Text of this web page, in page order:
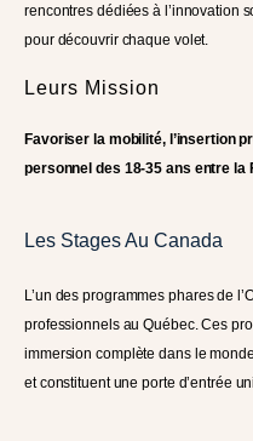
rencontres dédiées à l’innovation
pour découvrir chaque volet.
Leurs Mission
Favoriser la mobilité, l’insertion
personnel des 18-35 ans entre la
Les Stages Au Canada
L’un des programmes phares de
professionnels au Québec. Ces
immersion complète dans le
et constituent une porte d’entrée